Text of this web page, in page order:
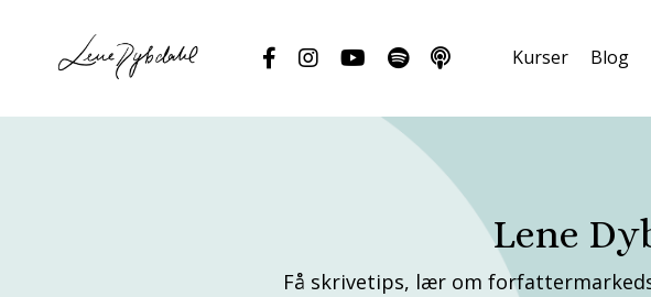
Kurser Blog
Lene
Få skrivetips, lær om